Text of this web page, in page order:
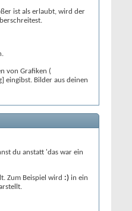
ist als erlaubt, wird der
von Grafiken (
eingibst. Bilder aus deinen
du anstatt 'das war ein
Zum Beispiel wird :) in ein